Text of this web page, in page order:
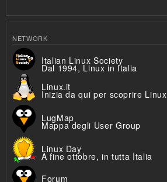
NETWORK
Italian Linux Society
Dal 1994, Linux in Italia
Linux.it
Inizia da qui per scoprire Linux
LugMap
Mappa degli User Group
Linux Day
A fine ottobre, in tutta Italia
Forum